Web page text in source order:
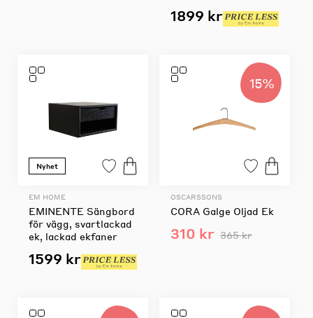
1899 kr
Nyhet
EM HOME
EMINENTE Sängbord
för vägg, svartlackad
ek, lackad ekfaner
1599 kr
15%
OSCARSSONS
CORA Galge Oljad Ek
310 kr 365 kr